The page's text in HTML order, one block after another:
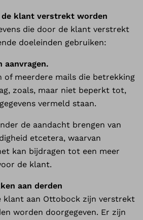
de klant verstrekt worden
die door de klant verstrekt
doeleinden gebruiken:
aanvragen.
of meerdere mails die betrekking
zoals, maar niet beperkt tot,
vermeld staan.
de aandacht brengen van
etcetera, waarvan
kan bijdragen tot een meer
de klant.
aan derden
klant aan Ottobock zijn verstrekt
worden doorgegeven. Er zijn